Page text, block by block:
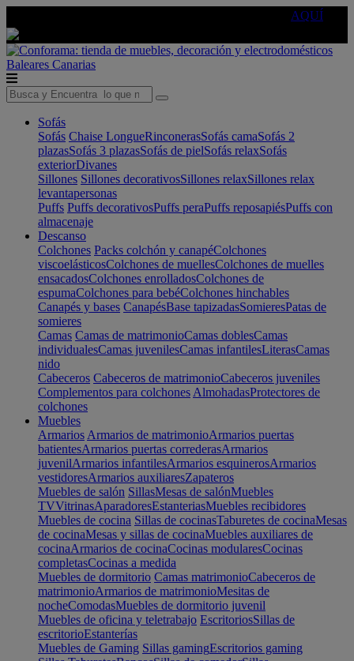
AQUÍ
Baleares Canarias
Sofás
Sofás Chaise LongueRinconerasSofás camaSofás 2
plazasSofás 3 plazasSofás de pielSofás relaxSofás
exteriorDivanes
Sillones Sillones decorativosSillones relaxSillones relax
levantapersonas
Puffs Puffs decorativosPuffs peraPuffs reposapiésPuffs con
almacenaje
Descanso
Colchones Packs colchón y canapéColchones
viscoelásticosColchones de muellesColchones de muelles
ensacadosColchones enrolladosColchones de
espumaColchones para bebéColchones hinchables
Canapés y bases CanapésBase tapizadasSomieresPatas de
somieres
Camas Camas de matrimonioCamas doblesCamas
individualesCamas juvenilesCamas infantilesLiterasCamas
nido
Cabeceros Cabeceros de matrimonioCabeceros juveniles
Complementos para colchones AlmohadasProtectores de
colchones
Muebles
Armarios Armarios de matrimonioArmarios puertas
batientesArmarios puertas correderasArmarios
juvenilArmarios infantilesArmarios esquinerosArmarios
vestidoresArmarios auxiliaresZapateros
Muebles de salón SillasMesas de salónMuebles
TVVitrinasAparadoresEstanteriasMuebles recibidores
Muebles de cocina Sillas de cocinasTaburetes de cocinaMesas
de cocinaMesas y sillas de cocinaMuebles auxiliares de
cocinaArmarios de cocinaCocinas modularesCocinas
completasCocinas a medida
Muebles de dormitorio Camas matrimonioCabeceros de
matrimonioArmarios de matrimonioMesitas de
nocheComodasMuebles de dormitorio juvenil
Muebles de oficina y teletrabajo EscritoriosSillas de
escritorioEstanterías
Muebles de Gaming Sillas gamingEscritorios gaming